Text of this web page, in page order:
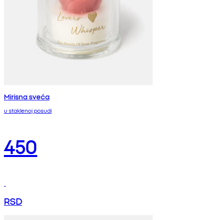
Mirisna sveća
u staklenoj posudi
450
RSD